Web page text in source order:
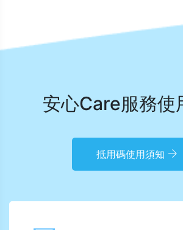
安心Care服務使
抵用碼使用須知